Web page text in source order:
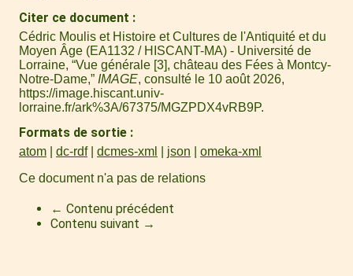
Citer ce document
Cédric Moulis et Histoire et Cultures de l'Antiquité et du
Moyen Âge (EA1132 / HISCANT-MA) - Université de
Lorraine, “Vue générale [3], château des Fées à Montcy-
Notre-Dame,” IMAGE, consulté le 10 août 2026,
https://image.hiscant.univ-
lorraine.fr/ark%3A/67375/MGZPDX4vRB9P.
Formats de sortie
atom dc-rdf dcmes-xml json
omeka-xml
Ce document n'a pas de relations
← Contenu précédent
Contenu suivant →